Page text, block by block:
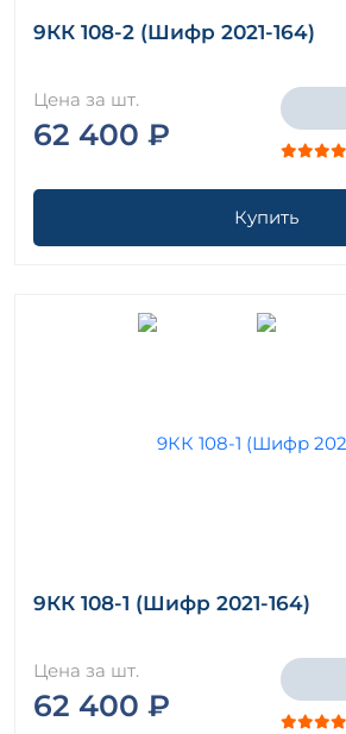
9КК 108-2 (Шифр 2021-164)
Цена за шт.
62 400 ₽
Купить
9КК 108-1 (Шифр 2021-164)
Цена за шт.
62 400 ₽